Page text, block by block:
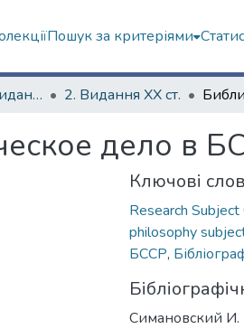
Пошук за критеріями
9. Рідкісні та цінні видання 2. Видання ХХ ст.
дело в
Ключові
Research
philosophy
БССР,
Симановский И.